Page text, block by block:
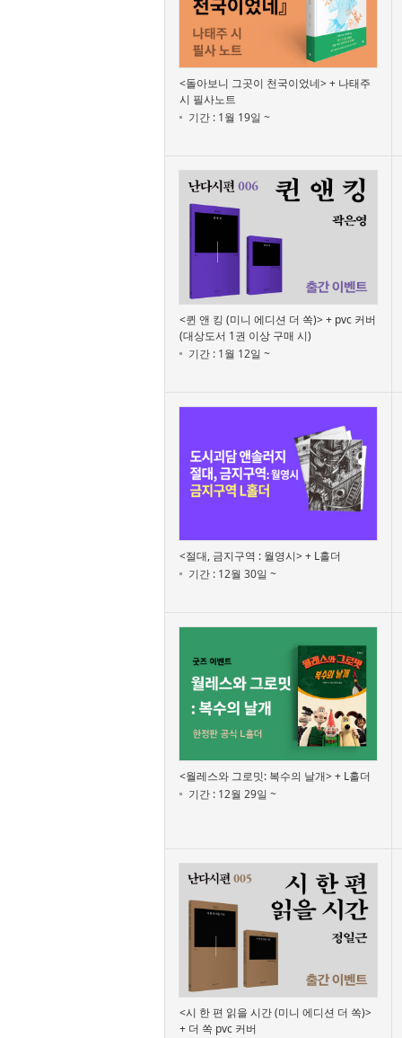
<돌아보니 그곳이 천국이었네> + 나태주
시 필사노트
기간 : 1월 19일 ~
<퀸 앤 킹 (미니 에디션 더 쏙)> + pvc 커버
(대상도서 1권 이상 구매 시)
기간 : 1월 12일 ~
<절대, 금지구역 : 월영시> + L홀더
기간 : 12월 30일 ~
<월레스와 그로밋: 복수의 날개> + L홀더
기간 : 12월 29일 ~
<시 한 편 읽을 시간 (미니 에디션 더 쏙)>
+ 더 쏙 pvc 커버